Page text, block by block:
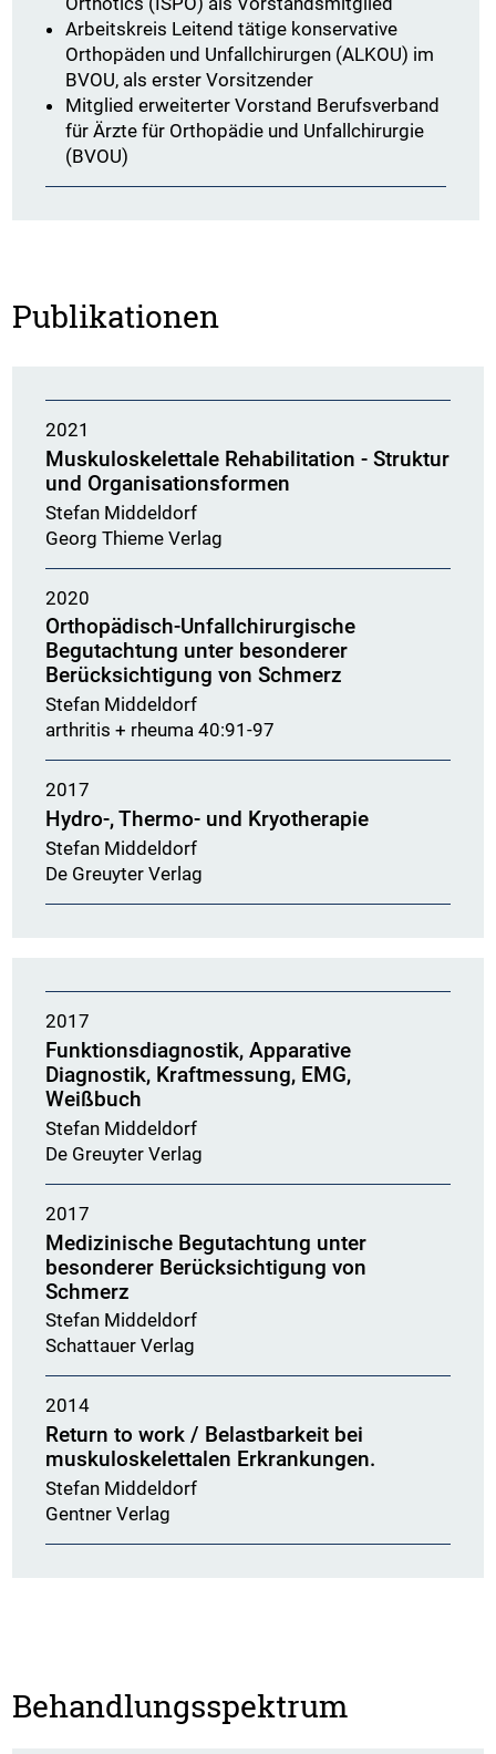
Arbeitskreis Leitend tätige konservative
Orthopäden und Unfallchirurgen (ALKOU) im
BVOU, als erster Vorsitzender
Mitglied erweiterter Vorstand Berufsverband
für Ärzte für Orthopädie und Unfallchirurgie
(BVOU)
Publikationen
2021
Muskuloskelettale Rehabilitation - Struktur
und Organisationsformen
Stefan Middeldorf
Georg Thieme Verlag
2020
Orthopädisch-Unfallchirurgische
Begutachtung unter besonderer
Berücksichtigung von Schmerz
Stefan Middeldorf
arthritis + rheuma 40:91-97
2017
Hydro-, Thermo- und Kryotherapie
Stefan Middeldorf
De Greuyter Verlag
2017
Funktionsdiagnostik, Apparative
Diagnostik, Kraftmessung, EMG,
Weißbuch
Stefan Middeldorf
De Greuyter Verlag
2017
Medizinische Begutachtung unter
besonderer Berücksichtigung von
Schmerz
Stefan Middeldorf
Schattauer Verlag
2014
Return to work / Belastbarkeit bei
muskuloskelettalen Erkrankungen.
Stefan Middeldorf
Gentner Verlag
Behandlungsspektrum